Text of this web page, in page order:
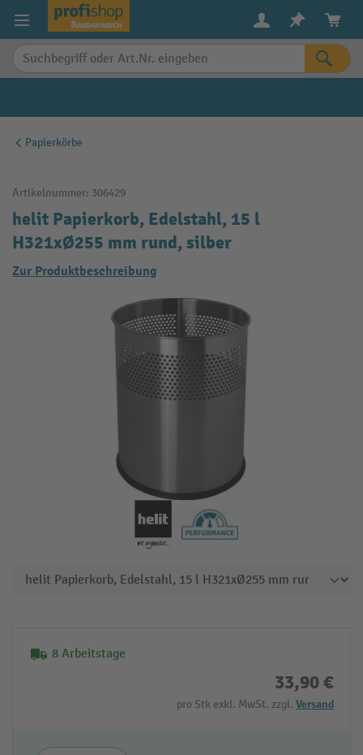
springen
Papierkörbe
Artikelnummer: 306429
helit Papierkorb, Edelstahl, 15 l
H321xØ255 mm rund, silber
Zur Produktbeschreibung
8 Arbeitstage
33,90 €
pro Stk exkl. MwSt. zzgl. Versand